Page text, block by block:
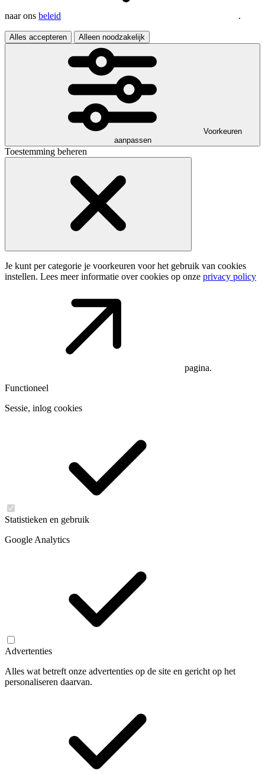
naar ons beleid .
Alles accepteren Alleen noodzakelijk
Voorkeuren
aanpassen
Toestemming beheren
Je kunt per categorie je voorkeuren voor het gebruik van cookies
instellen. Lees meer informatie over cookies op onze privacy policy
pagina.
Functioneel
Sessie, inlog cookies
Statistieken en gebruik
Google Analytics
Advertenties
Alles wat betreft onze advertenties op de site en gericht op het
personaliseren daarvan.